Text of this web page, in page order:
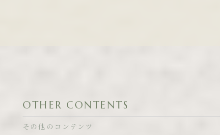
OTHER CONTENTS
その他のコンテンツ